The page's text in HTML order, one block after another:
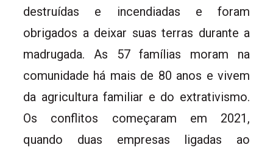
destruídas e incendiadas e foram
obrigados a deixar suas terras durante a
madrugada. As 57 famílias moram na
comunidade há mais de 80 anos e vivem
da agricultura familiar e do extrativismo.
Os conflitos começaram em 2021,
quando duas empresas ligadas ao